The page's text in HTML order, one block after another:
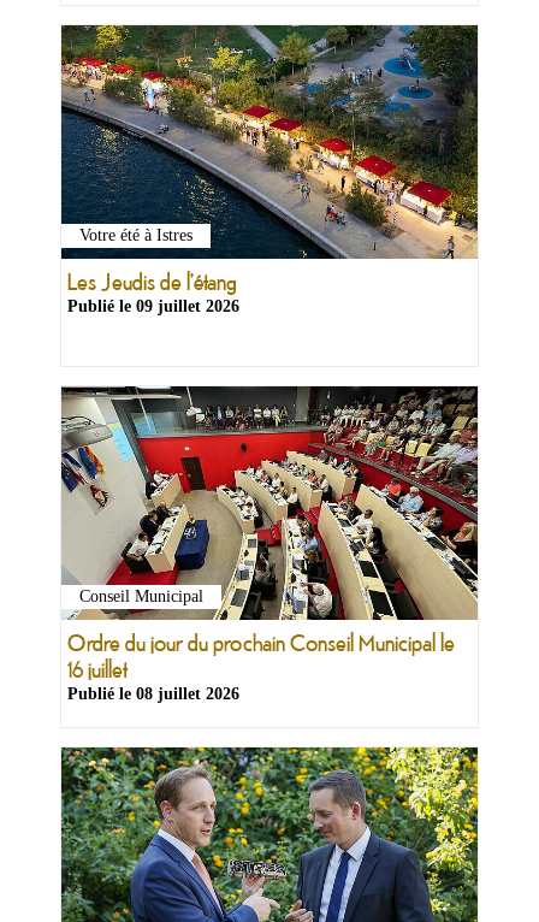
Votre été à Istres
Les Jeudis de l'étang
Publié le 09 juillet 2026
Conseil Municipal
Ordre du jour du prochain Conseil Municipal le
16 juillet
Publié le 08 juillet 2026